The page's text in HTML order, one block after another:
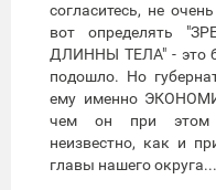
согласитесь, не
вот определять
ДЛИННЫ ТЕЛА" - это
подошло. Но
ему именно
чем он при этом
неизвестно, как и
главы нашего округа...